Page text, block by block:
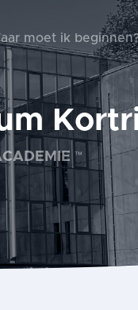
moet ik
™